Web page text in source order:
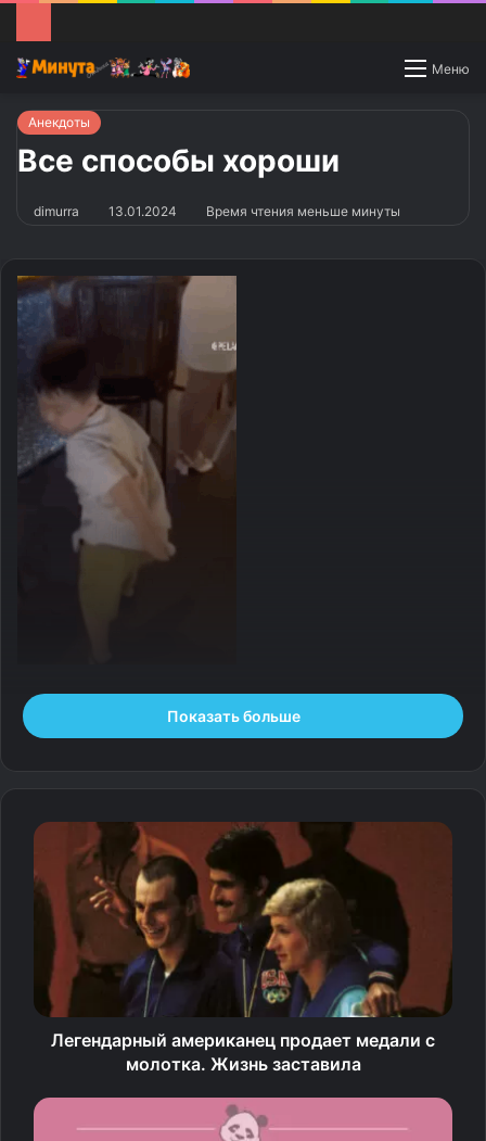
Меню
Switch
Анекдоты
Все способы хороши
dimurra 13.01.2024 Время чтения меньше минуты
fishki.net
Показать больше
Легендарный американец продает медали с
молотка. Жизнь заставила